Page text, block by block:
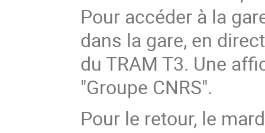
Pour accéder à la
dans la gare, en
du TRAM T3. Une
"Groupe CNRS".
Pour le retour, le